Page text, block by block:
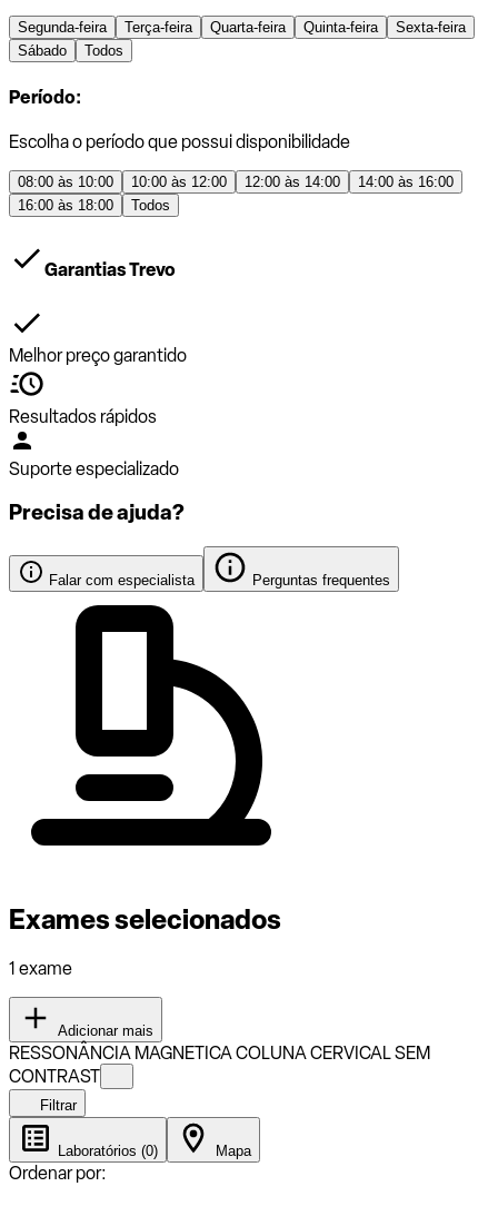
Segunda-feira Terça-feira Quarta-feira Quinta-feira
Sexta-feira
Sábado
Todos
Período:
Escolha o período que possui disponibilidade
08:00 às 10:00 10:00 às 12:00 12:00 às 14:00
14:00 às 16:00
16:00 às 18:00
Todos
Garantias Trevo
Melhor preço garantido
Resultados rápidos
Suporte especializado
Precisa de ajuda?
Falar com especialista Perguntas frequentes
Exames selecionados
1 exame
Adicionar mais
RESSONÂNCIA MAGNETICA COLUNA CERVICAL SEM
CONTRAST
Filtrar
Laboratórios (0) Mapa
Ordenar por: